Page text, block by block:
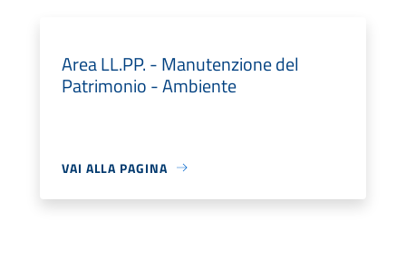
Area LL.PP. - Manutenzione del
Patrimonio - Ambiente
VAI ALLA PAGINA